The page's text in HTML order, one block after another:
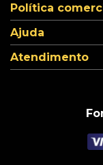
Política
Ajuda
Atendimento